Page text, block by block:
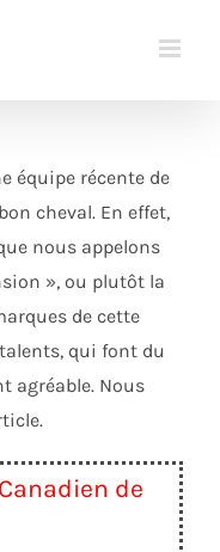
équipe récente de
cheval. En effet,
nous appelons
», ou plutôt la
de cette
qui font du
agréable. Nous
de